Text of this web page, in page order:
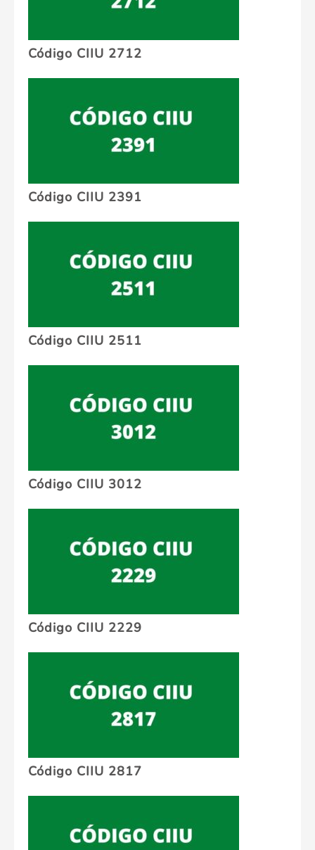
Código CIIU 2712
Código CIIU 2391
Código CIIU 2511
Código CIIU 3012
Código CIIU 2229
Código CIIU 2817